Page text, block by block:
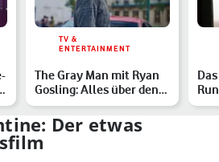
TV &
ENTERTAINMENT
The Gray Man mit Ryan
Gosling: Alles über den
megateuren Netflix-…
Der etwas